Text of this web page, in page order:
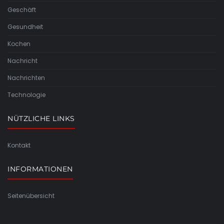
Geschäft
Gesundheit
Kochen
Nachricht
Nachrichten
Technologie
NÜTZLICHE LINKS
Kontakt
INFORMATIONEN
Seitenübersicht